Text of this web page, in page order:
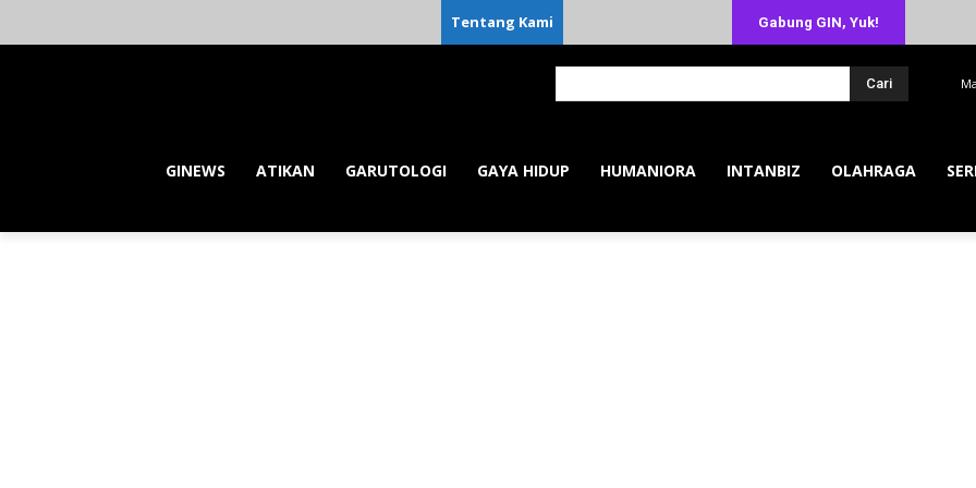
Tentang Kami Gabung GIN, Yuk!
Cari
GINEWS ATIKAN GARUTOLOGI GAYA HIDUP HUMANIORA INTANBIZ OLAHRAGA